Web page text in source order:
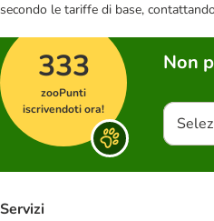
secondo le tariffe di base,
333
zooPunti
iscrivendoti ora!
Non
Servizi